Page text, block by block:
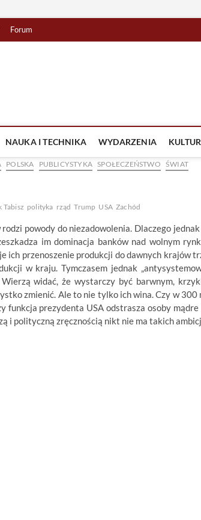
Forum
NAUKA I TECHNIKA WYDARZENIA
POLSKA PUBLICYSTYKA SPOŁECZEŃSTWO ŚWIAT
Tabisz polityka rząd Trump USA Zachód
powody do niezadowolenia. Dlaczego
im dominacja banków nad wolnym
ich przenoszenie produkcji do dawnych krajów
w kraju. Tymczasem jednak
widać, że wystarczy być barwnym,
zmienić. Ale to nie tylko ich wina. Czy w
funkcja prezydenta USA odstrasza osoby
i polityczną zręcznością nikt nie ma takich